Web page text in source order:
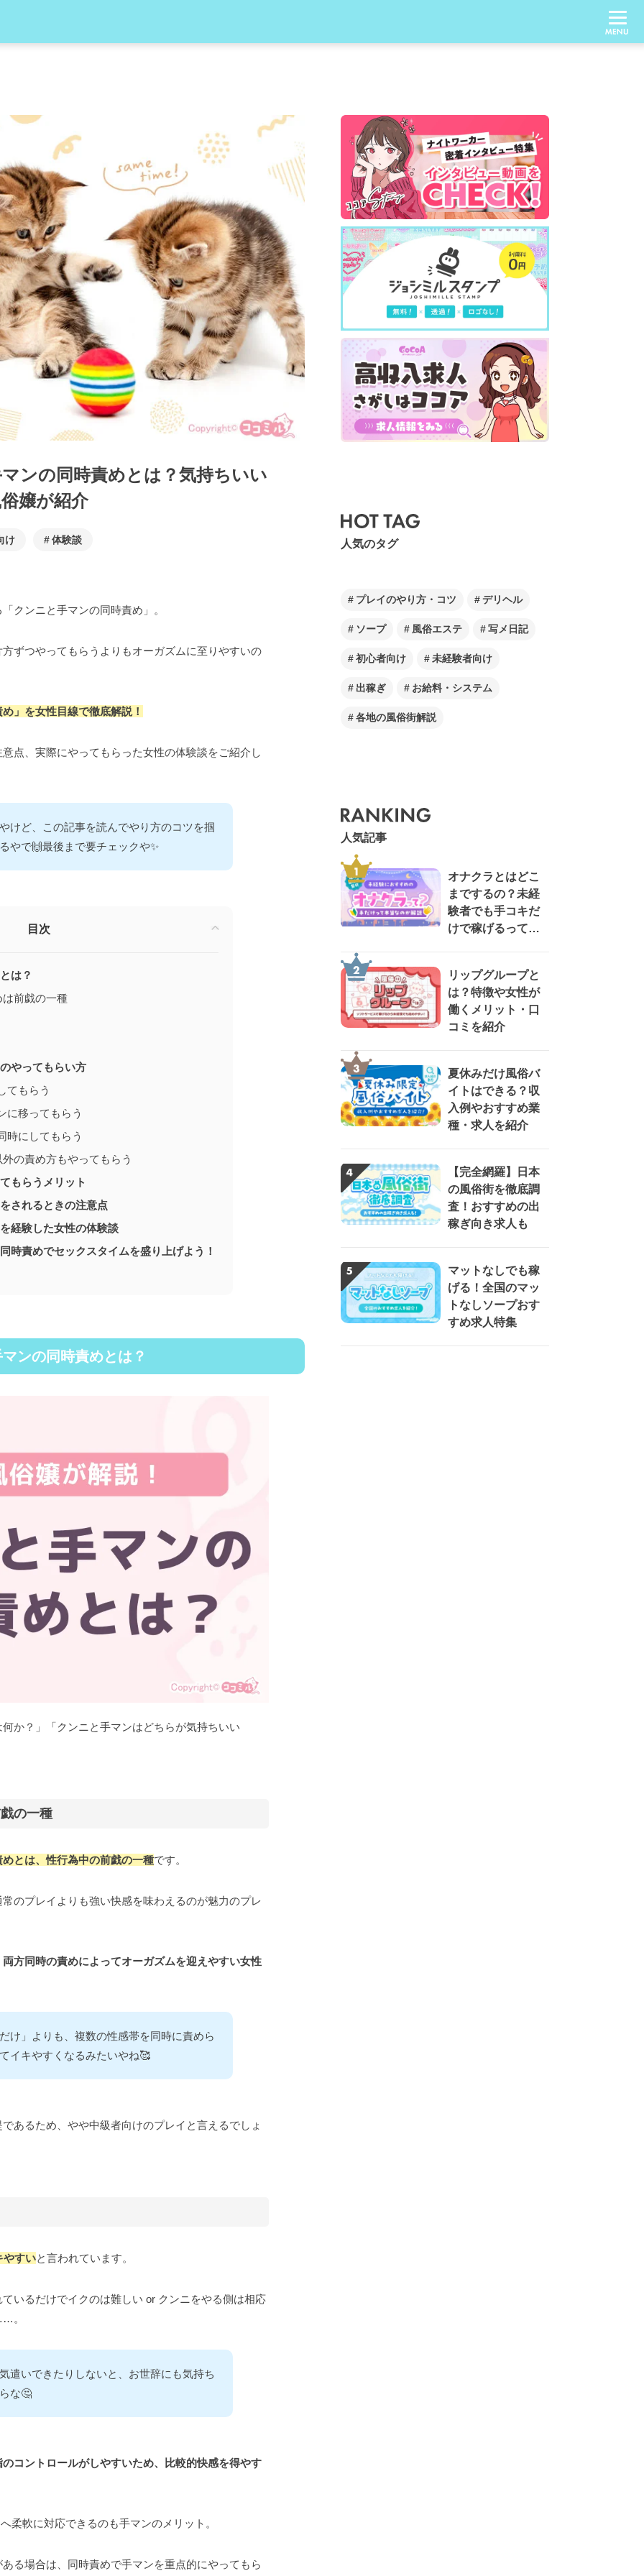
ンの同時責めとは？気持ちいい
嬢が紹介
け 体験談
クンニと手マンの同時責め」。
ずつやってもらうよりもオーガズムに至りやすいの
」を女性目線で徹底解説！
点、実際にやってもらった女性の体験談をご紹介し
けど、この記事を読んでやり方のコツを掴
やで🙌最後まで要チェックや✨
目次
は？
前戯の一種
やってもらい方
てもらう
に移ってもらう
時にしてもらう
の責め方もやってもらう
もらうメリット
されるときの注意点
経験した女性の体験談
時責めでセックスタイムを盛り上げよう！
ンの同時責めとは？
か？」「クンニと手マンはどちらが気持ちいい
の一種
とは、性行為中の前戯の一種です。
のプレイよりも強い快感を味わえるのが魅力のプレ
方同時の責めによってオーガズムを迎えやすい女性
け」よりも、複数の性感帯を同時に責めら
イキやすくなるみたいやね🥰
あるため、やや中級者向けのプレイと言えるでしょ
やすいと言われています。
いるだけでイクのは難しい or クンニをやる側は相応
。
遣いできたりしないと、お世辞にも気持ち
な🤔
コントロールがしやすいため、比較的快感を得やす
柔軟に対応できるのも手マンのメリット。
る場合は、同時責めで手マンを重点的にやってもら
人気記事
オナクラとはどこ
までするの？未経
験者でも手コキだ
けで稼げるって本
リップグループと
は？特徴や女性が
働くメリット・口
コミを紹介
夏休みだけ風俗バ
イトはできる？収
入例やおすすめ業
種・求人を紹介
【完全網羅】日本
の風俗街を徹底調
査！おすすめの出
稼ぎ向き求人も
マットなしでも稼
げる！全国のマッ
トなしソープおす
すめ求人特集
人気のタグ
プレイのやり方・コツ デリヘル
ソープ 風俗エステ 写メ日記
初心者向け 未経験者向け
出稼ぎ お給料・システム
各地の風俗街解説